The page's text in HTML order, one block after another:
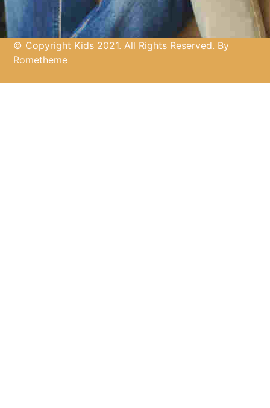
© Copyright Kids 2021. All Rights Reserved. By
Rometheme